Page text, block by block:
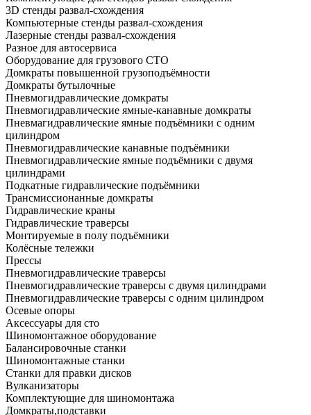
3D стенды развал-схождения
Компьютерные стенды развал-схождения
Лазерные стенды развал-схождения
Разное для автосервиса
Оборудование для грузового СТО
Домкраты повышенной грузоподъёмности
Домкраты бутылочные
Пневмогидравлические домкраты
Пневмогидравлические ямные-канавные домкраты
Пневмагидравлические ямные подъёмники с одним
цилиндром
Пневмогидравлические канавные подъёмники
Пневмогидравлические ямные подъёмники с двумя
цилиндрами
Подкатные гидравлические подъёмники
Трансмиссионанные домкраты
Гидравлические краны
Гидравлические траверсы
Монтируемые в полу подъёмники
Колёсные тележки
Прессы
Пневмогидравлические траверсы
Пневмогидравлические траверсы с двумя цилиндрами
Пневмогидравлические траверсы с одним цилиндром
Осевые опоры
Аксессуары для сто
Шиномонтажное оборудование
Балансировочные станки
Шиномонтажные станки
Станки для правки дисков
Вулканизаторы
Комплектующие для шиномонтажа
Домкраты,подставки